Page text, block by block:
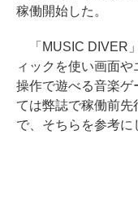
稼働開始した。
「MUSIC DIVER
ィックを使い画面
操作で遊べる音楽ゲ
ては弊誌で稼働前
で、そちらを参考に